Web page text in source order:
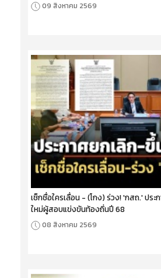
09 สิงหาคม 2569
เช็กชื่อใครเลื่อน - (โกง) ร่วง! 'กสถ.' ปร
ใหม่ผู้สอบแข่งขันท้องถิ่นปี 68
08 สิงหาคม 2569